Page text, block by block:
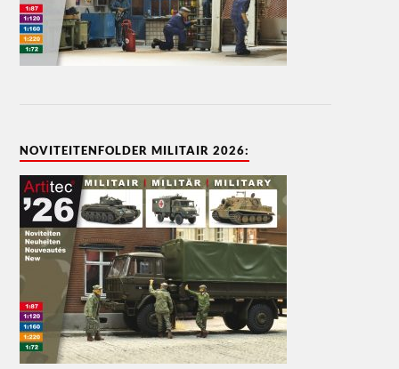
NOVITEITENFOLDER MILITAIR 2026: